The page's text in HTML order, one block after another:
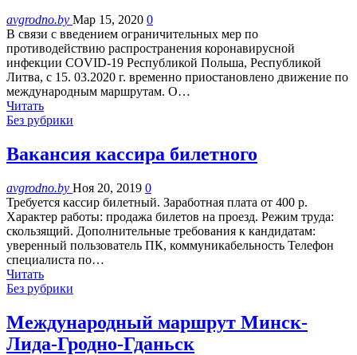
avgrodno.by Мар 15, 2020 0
В связи с введением ограничительных мер по
противодействию распространения коронавирусной
инфекции СОVID-19 Республикой Польша, Республикой
Литва, с 15. 03.2020 г. временно приостановлено движение по
международным маршрутам. О…
Читать
Без рубрики
Вакансия кассира билетного
avgrodno.by Ноя 20, 2019 0
Требуется кассир билетный. Заработная плата от 400 р.
Характер работы: продажа билетов на проезд. Режим труда:
скользящий. Дополнительные требования к кандидатам:
уверенный пользователь ПК, коммуникабельность Телефон
специалиста по…
Читать
Без рубрики
Международный маршрут Минск-
Лида-Гродно-Гданьск